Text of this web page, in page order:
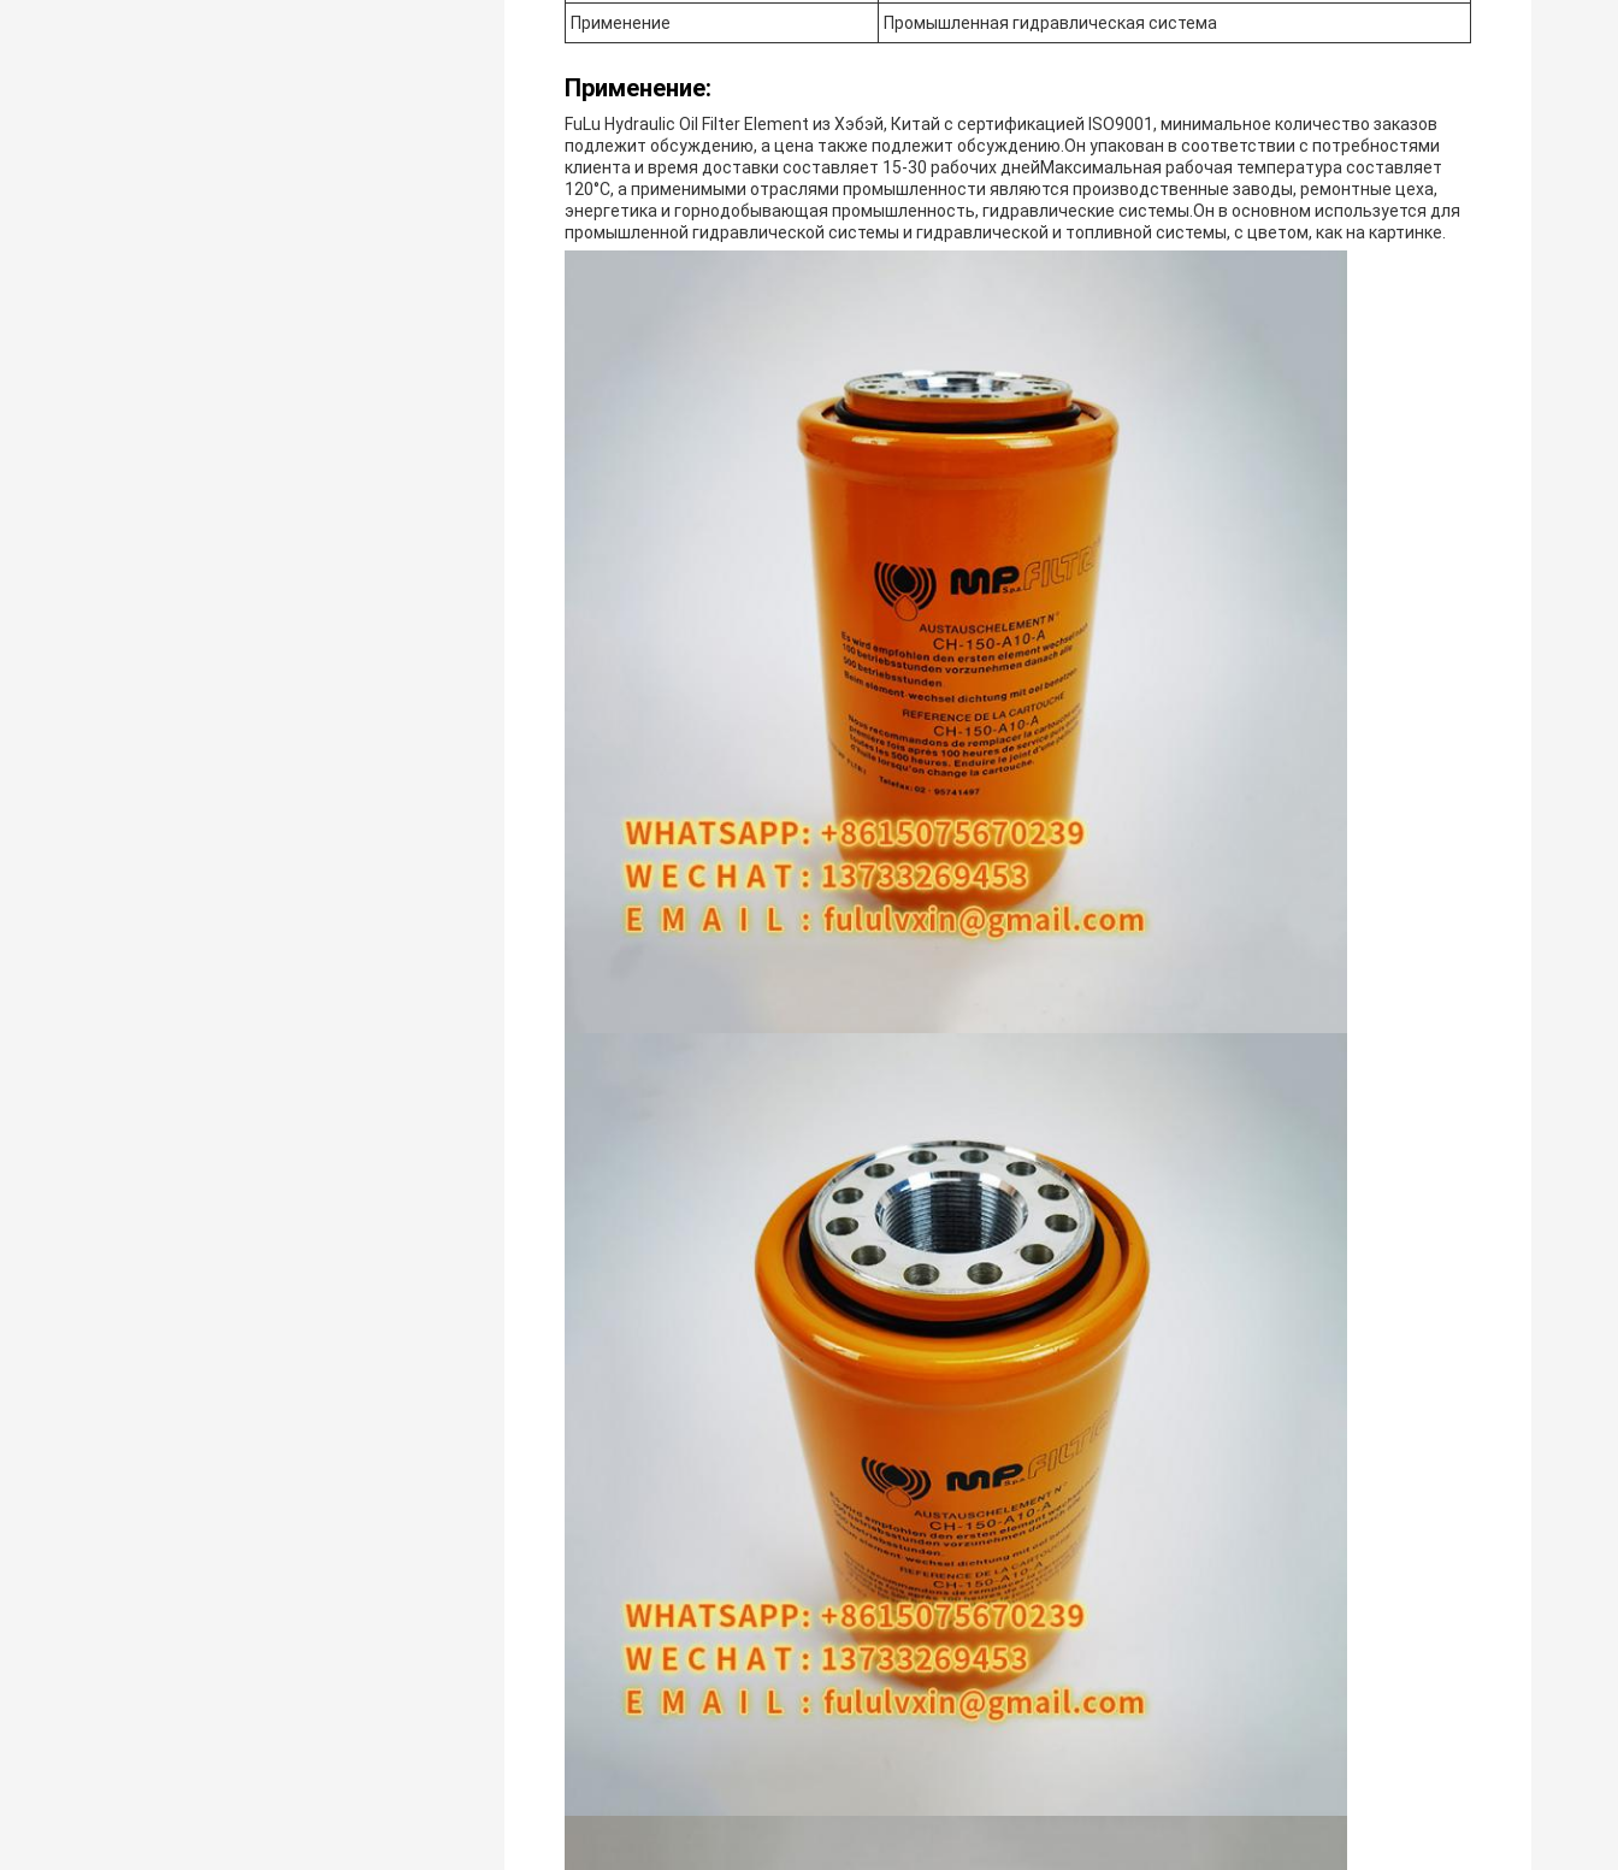
Применение Промышленная гидравлическая система
Применение:
FuLu Hydraulic Oil Filter Element из Хэбэй, Китай с сертификацией ISO9001, минимальное количество заказов
подлежит обсуждению, а цена также подлежит обсуждению.Он упакован в соответствии с потребностями
клиента и время доставки составляет 15-30 рабочих днейМаксимальная рабочая температура составляет
120°C, а применимыми отраслями промышленности являются производственные заводы, ремонтные цеха,
энергетика и горнодобывающая промышленность, гидравлические системы.Он в основном используется для
промышленной гидравлической системы и гидравлической и топливной системы, с цветом, как на картинке.